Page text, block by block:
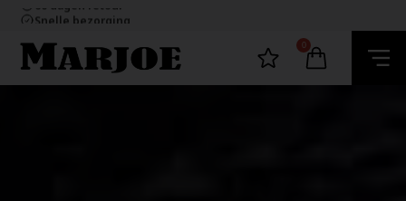
Snelle bezorging
100% nikkelvrij sieraden
60 dagen retour
Snelle bezorging
0